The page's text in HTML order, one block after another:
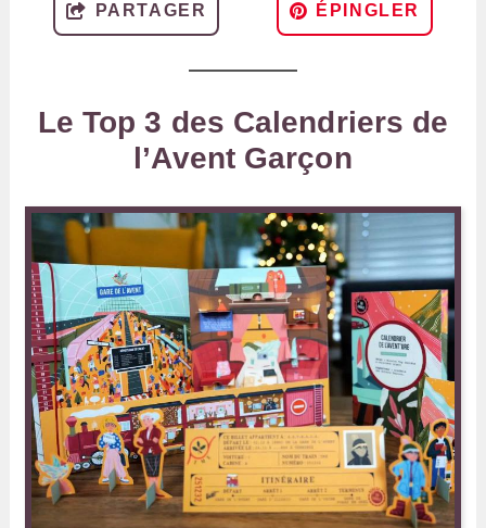
PARTAGER ÉPINGLER
Le Top 3 des Calendriers de
l’Avent Garçon